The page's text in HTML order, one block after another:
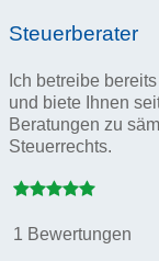
Steuerberater
Ich betreibe
und biete Ihnen
Beratungen zu
Steuerrechts.
1 Bewertungen